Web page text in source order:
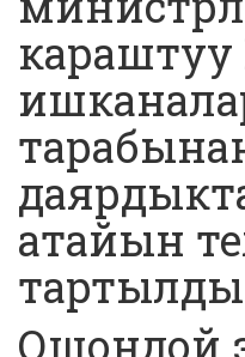
караштуу
атайын
Ошондой